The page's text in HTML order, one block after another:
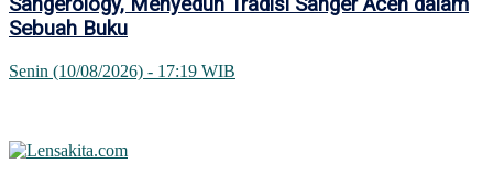
Sebuah Buku
Senin (10/08/2026) - 17:19 WIB